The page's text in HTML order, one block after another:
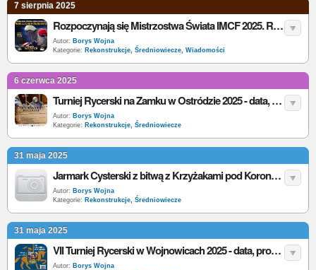
7 sierpnia 2025
Rozpoczynają się Mistrzostwa Świata IMCF 2025. Rycerska Kadra Polski walczy o medale
Autor: Borys Wojna
Kategorie: Rekonstrukcje, Średniowiecze, Wiadomości
6 czerwca 2025
Turniej Rycerski na Zamku w Ostródzie 2025 - data, program, bilety
Autor: Borys Wojna
Kategorie: Rekonstrukcje, Średniowiecze
31 maja 2025
Jarmark Cysterski z bitwą z Krzyżakami pod Koronowem 2025 - data, program, bilety
Autor: Borys Wojna
Kategorie: Rekonstrukcje, Średniowiecze
31 maja 2025
VII Turniej Rycerski w Wojnowicach 2025 - data, program, bilety
Autor: Borys Wojna